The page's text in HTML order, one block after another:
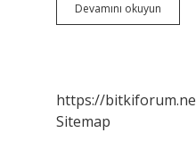
Devamını okuyun
Memur
Almak
https://
Sitemap